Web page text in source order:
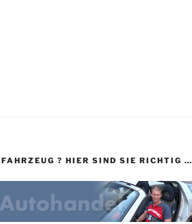
? HIER SIND SIE RICHTIG …